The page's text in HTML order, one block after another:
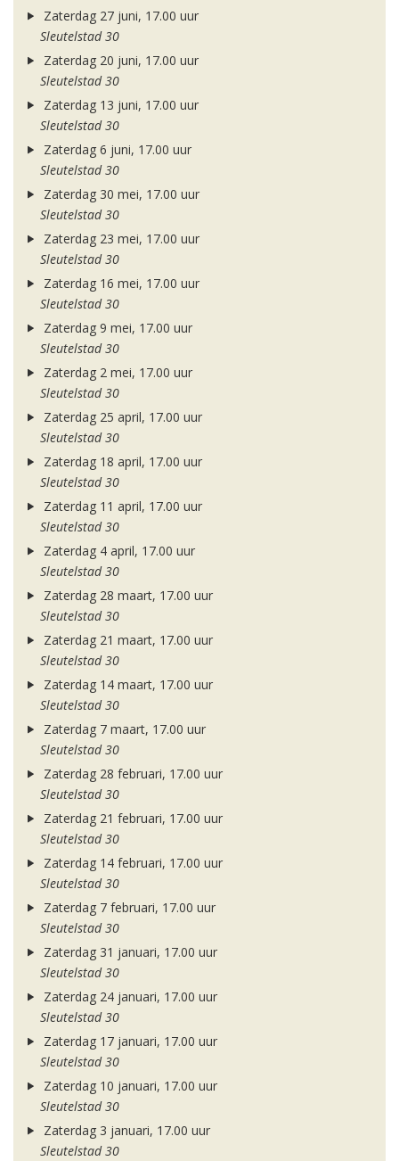
Zaterdag 27 juni, 17.00 uur
Sleutelstad 30
Zaterdag 20 juni, 17.00 uur
Sleutelstad 30
Zaterdag 13 juni, 17.00 uur
Sleutelstad 30
Zaterdag 6 juni, 17.00 uur
Sleutelstad 30
Zaterdag 30 mei, 17.00 uur
Sleutelstad 30
Zaterdag 23 mei, 17.00 uur
Sleutelstad 30
Zaterdag 16 mei, 17.00 uur
Sleutelstad 30
Zaterdag 9 mei, 17.00 uur
Sleutelstad 30
Zaterdag 2 mei, 17.00 uur
Sleutelstad 30
Zaterdag 25 april, 17.00 uur
Sleutelstad 30
Zaterdag 18 april, 17.00 uur
Sleutelstad 30
Zaterdag 11 april, 17.00 uur
Sleutelstad 30
Zaterdag 4 april, 17.00 uur
Sleutelstad 30
Zaterdag 28 maart, 17.00 uur
Sleutelstad 30
Zaterdag 21 maart, 17.00 uur
Sleutelstad 30
Zaterdag 14 maart, 17.00 uur
Sleutelstad 30
Zaterdag 7 maart, 17.00 uur
Sleutelstad 30
Zaterdag 28 februari, 17.00 uur
Sleutelstad 30
Zaterdag 21 februari, 17.00 uur
Sleutelstad 30
Zaterdag 14 februari, 17.00 uur
Sleutelstad 30
Zaterdag 7 februari, 17.00 uur
Sleutelstad 30
Zaterdag 31 januari, 17.00 uur
Sleutelstad 30
Zaterdag 24 januari, 17.00 uur
Sleutelstad 30
Zaterdag 17 januari, 17.00 uur
Sleutelstad 30
Zaterdag 10 januari, 17.00 uur
Sleutelstad 30
Zaterdag 3 januari, 17.00 uur
Sleutelstad 30